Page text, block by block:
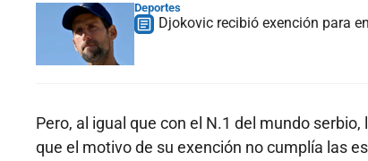
Deportes
Djokovic recibió exención para
Pero, al igual que con el N.1 del mundo serbio, l
que el motivo de su exención no cumplía las